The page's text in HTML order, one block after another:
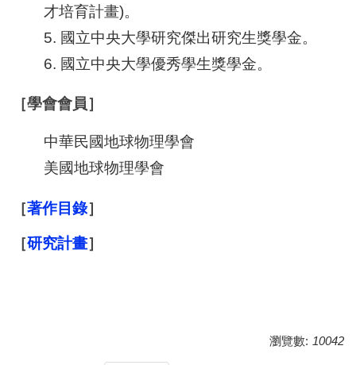
才培育計畫)。
5. 國立中央大學研究傑出研究生獎學金。
6. 國立中央大學優秀學生獎學金。
［學會會員］
中華民國地球物理學會
美國地球物理學會
［著作目錄］
［研究計畫］
瀏覽數: 10042